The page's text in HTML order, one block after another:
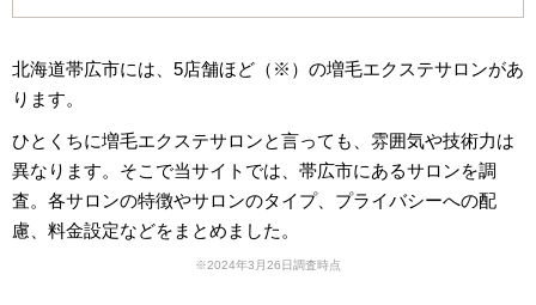
北海道帯広市には、5店舗ほど（※）の増毛エクステサロンがあ
ります。
ひとくちに増毛エクステサロンと言っても、雰囲気や技術力は
異なります。そこで当サイトでは、帯広市にあるサロンを調
査。各サロンの特徴やサロンのタイプ、プライバシーへの配
慮、料金設定などをまとめました。
※2024年3月26日調査時点